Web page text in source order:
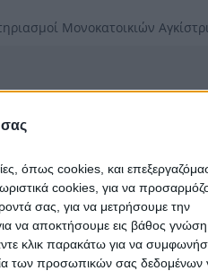
σας
όπως cookies, και
cookies, για να
σας, για να μετρήσουμε την
να αποκτήσουμε εις βάθος
κλικ παρακάτω για να
των προσωπικών σας δεδομένων
Μονοκατοικιών Αγκίστρι